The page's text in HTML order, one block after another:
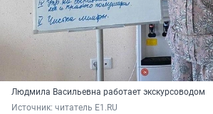
Людмила Васильевна работает экскурсоводом
Источник: читатель E1.RU